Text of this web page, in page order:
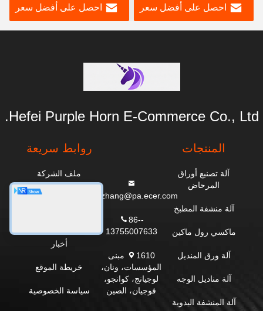
احصل على أفضل سعر
احصل على أفضل سعر
Hefei Purple Horn E-Commerce Co., Ltd.
المنتجات
آلة تصنيع أوراق
المرحاض
آلة منشفة المطبخ
ماكسي رول ماكين
آلة ورق المنديل
آلة مناديل الوجه
آلة المنشفة اليدوية
everzhang@pa.ecer.com
86--
13755007633
1610 مبنى
المؤسسات، ونان،
لوجيانج، كوانجو،
فوجيان، الصين
روابط سريعة
ملف الشركة
جولة في المصنع
أخبار
خريطة الموقع
سياسة الخصوصية